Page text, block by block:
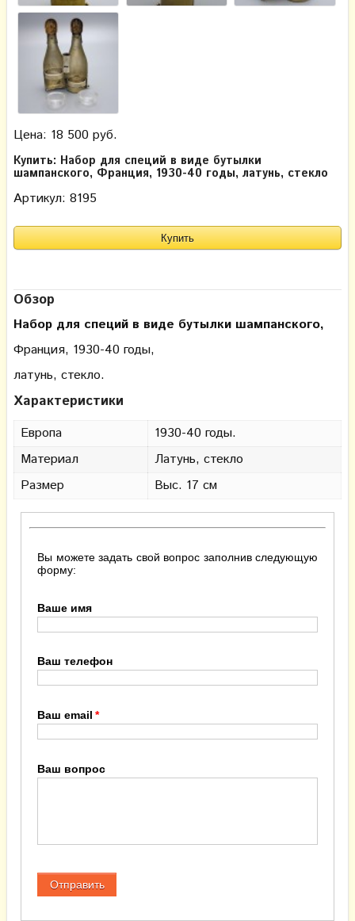
Цена: 18 500 руб.
Купить: Набор для специй в виде бутылки
шампанского, Франция, 1930-40 годы, латунь, стекло
Артикул: 8195
Обзор
Набор для специй в виде бутылки шампанского,
Франция, 1930-40 годы,
латунь, стекло.
Характеристики
Европа
1930-40 годы.
Материал
Латунь, стекло
Размер
Выс. 17 см
Вы можете задать свой вопрос заполнив следующую
форму:
Ваше имя
Ваш телефон
Ваш email
Ваш вопрос